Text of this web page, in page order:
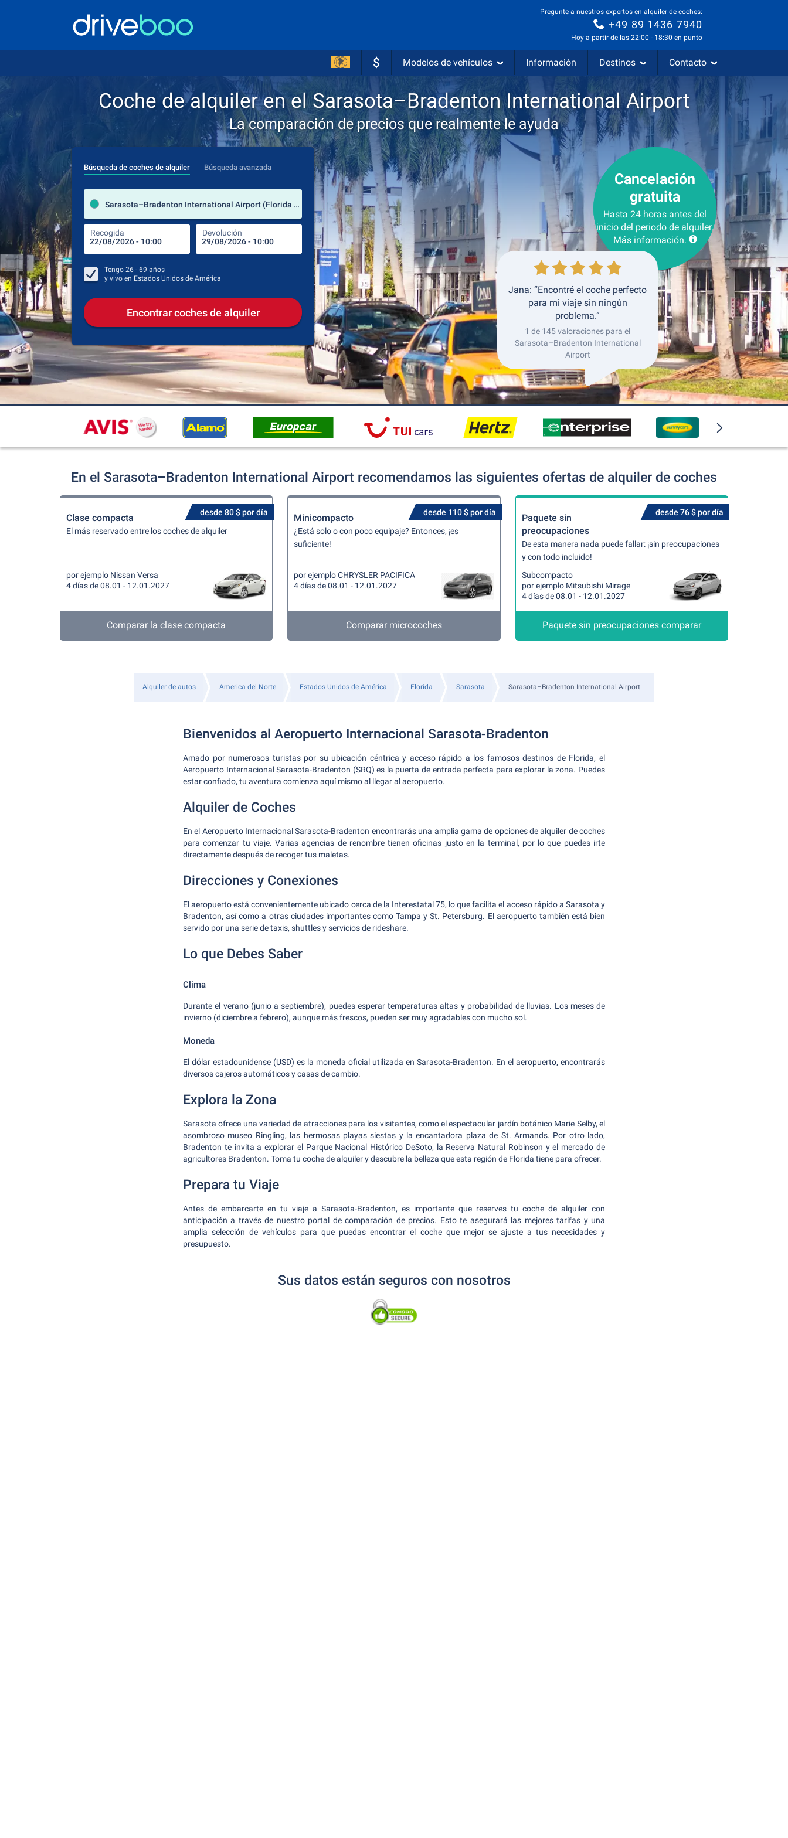
Pregunte a nuestros expertos en alquiler de coches:
+49 89 1436 7940
Hoy a partir de las 22:00 - 18:30 en punto
$ Modelos de vehículos Información Destinos Contacto
Coche de alquiler en el Sarasota–Bradenton International Airport
La comparación de precios que realmente le ayuda
Búsqueda de coches de alquiler Búsqueda avanzada
Sarasota–Bradenton International Airport (Florida / Estados Unidos de América)
Recogida Devolución
lugar de alquiler
Lugar de devolución
Recogida Devolución
Tengo 26 - 69 años
y vivo en Estados Unidos de América
Encontrar coches de alquiler
Cancelación
gratuita
Hasta 24 horas antes del
inicio del periodo de alquiler.
Más información.
Jana: “Encontré el coche perfecto
para mi viaje sin ningún
problema.”
1 de 145 valoraciones para el
Sarasota–Bradenton International
Airport
En el Sarasota–Bradenton International Airport recomendamos las siguientes ofertas de alquiler de coches
desde 80 $ por día
Clase compacta
El más reservado entre los coches de alquiler
por ejemplo Nissan Versa
4 días de 08.01 - 12.01.2027
Comparar la clase compacta
desde 110 $ por día
Minicompacto
¿Está solo o con poco equipaje? Entonces, ¡es
suficiente!
por ejemplo CHRYSLER PACIFICA
4 días de 08.01 - 12.01.2027
Comparar microcoches
desde 76 $ por día
Paquete sin
preocupaciones
De esta manera nada puede fallar: ¡sin preocupaciones
y con todo incluido!
Subcompacto
por ejemplo Mitsubishi Mirage
4 días de 08.01 - 12.01.2027
Paquete sin preocupaciones comparar
Alquiler de autos America del Norte Estados Unidos de América Florida Sarasota Sarasota–Bradenton International Airport
Bienvenidos al Aeropuerto Internacional Sarasota-Bradenton
Amado por numerosos turistas por su ubicación céntrica y acceso rápido a los famosos destinos de Florida, el
Aeropuerto Internacional Sarasota-Bradenton (SRQ) es la puerta de entrada perfecta para explorar la zona. Puedes
estar confiado, tu aventura comienza aquí mismo al llegar al aeropuerto.
Alquiler de Coches
En el Aeropuerto Internacional Sarasota-Bradenton encontrarás una amplia gama de opciones de alquiler de coches
para comenzar tu viaje. Varias agencias de renombre tienen oficinas justo en la terminal, por lo que puedes irte
directamente después de recoger tus maletas.
Direcciones y Conexiones
El aeropuerto está convenientemente ubicado cerca de la Interestatal 75, lo que facilita el acceso rápido a Sarasota y
Bradenton, así como a otras ciudades importantes como Tampa y St. Petersburg. El aeropuerto también está bien
servido por una serie de taxis, shuttles y servicios de rideshare.
Lo que Debes Saber
Clima
Durante el verano (junio a septiembre), puedes esperar temperaturas altas y probabilidad de lluvias. Los meses de
invierno (diciembre a febrero), aunque más frescos, pueden ser muy agradables con mucho sol.
Moneda
El dólar estadounidense (USD) es la moneda oficial utilizada en Sarasota-Bradenton. En el aeropuerto, encontrarás
diversos cajeros automáticos y casas de cambio.
Explora la Zona
Sarasota ofrece una variedad de atracciones para los visitantes, como el espectacular jardín botánico Marie Selby, el
asombroso museo Ringling, las hermosas playas siestas y la encantadora plaza de St. Armands. Por otro lado,
Bradenton te invita a explorar el Parque Nacional Histórico DeSoto, la Reserva Natural Robinson y el mercado de
agricultores Bradenton. Toma tu coche de alquiler y descubre la belleza que esta región de Florida tiene para ofrecer.
Prepara tu Viaje
Antes de embarcarte en tu viaje a Sarasota-Bradenton, es importante que reserves tu coche de alquiler con
anticipación a través de nuestro portal de comparación de precios. Esto te asegurará las mejores tarifas y una
amplia selección de vehículos para que puedas encontrar el coche que mejor se ajuste a tus necesidades y
presupuesto.
Sus datos están seguros con nosotros